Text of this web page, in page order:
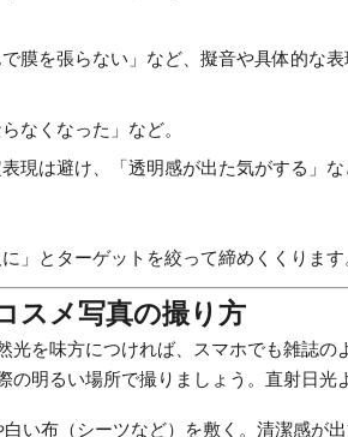
膜を張らない」など、擬音や具体的な表
なくなった」など。
現は避け、「透明感が出た気がする」
」とターゲットを絞って締めくくります
スメ写真の撮り方
を味方につければ、スマホでも雑誌の
の明るい場所で撮りましょう。直射日光
い布（シーツなど）を敷く。清潔感が